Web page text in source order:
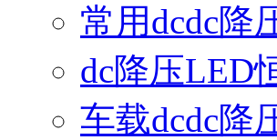
常用dcdc降
dc降压LED
车载dcdc降